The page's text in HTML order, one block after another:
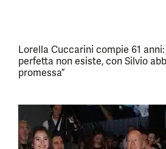
Lorella Cuccarini compie 61
perfetta non esiste, con Silvio
promessa”